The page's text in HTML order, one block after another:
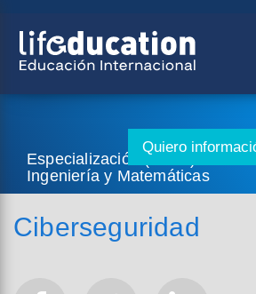
Especialización (1 año) -
Ingeniería y Matemáticas
Ciberseguridad